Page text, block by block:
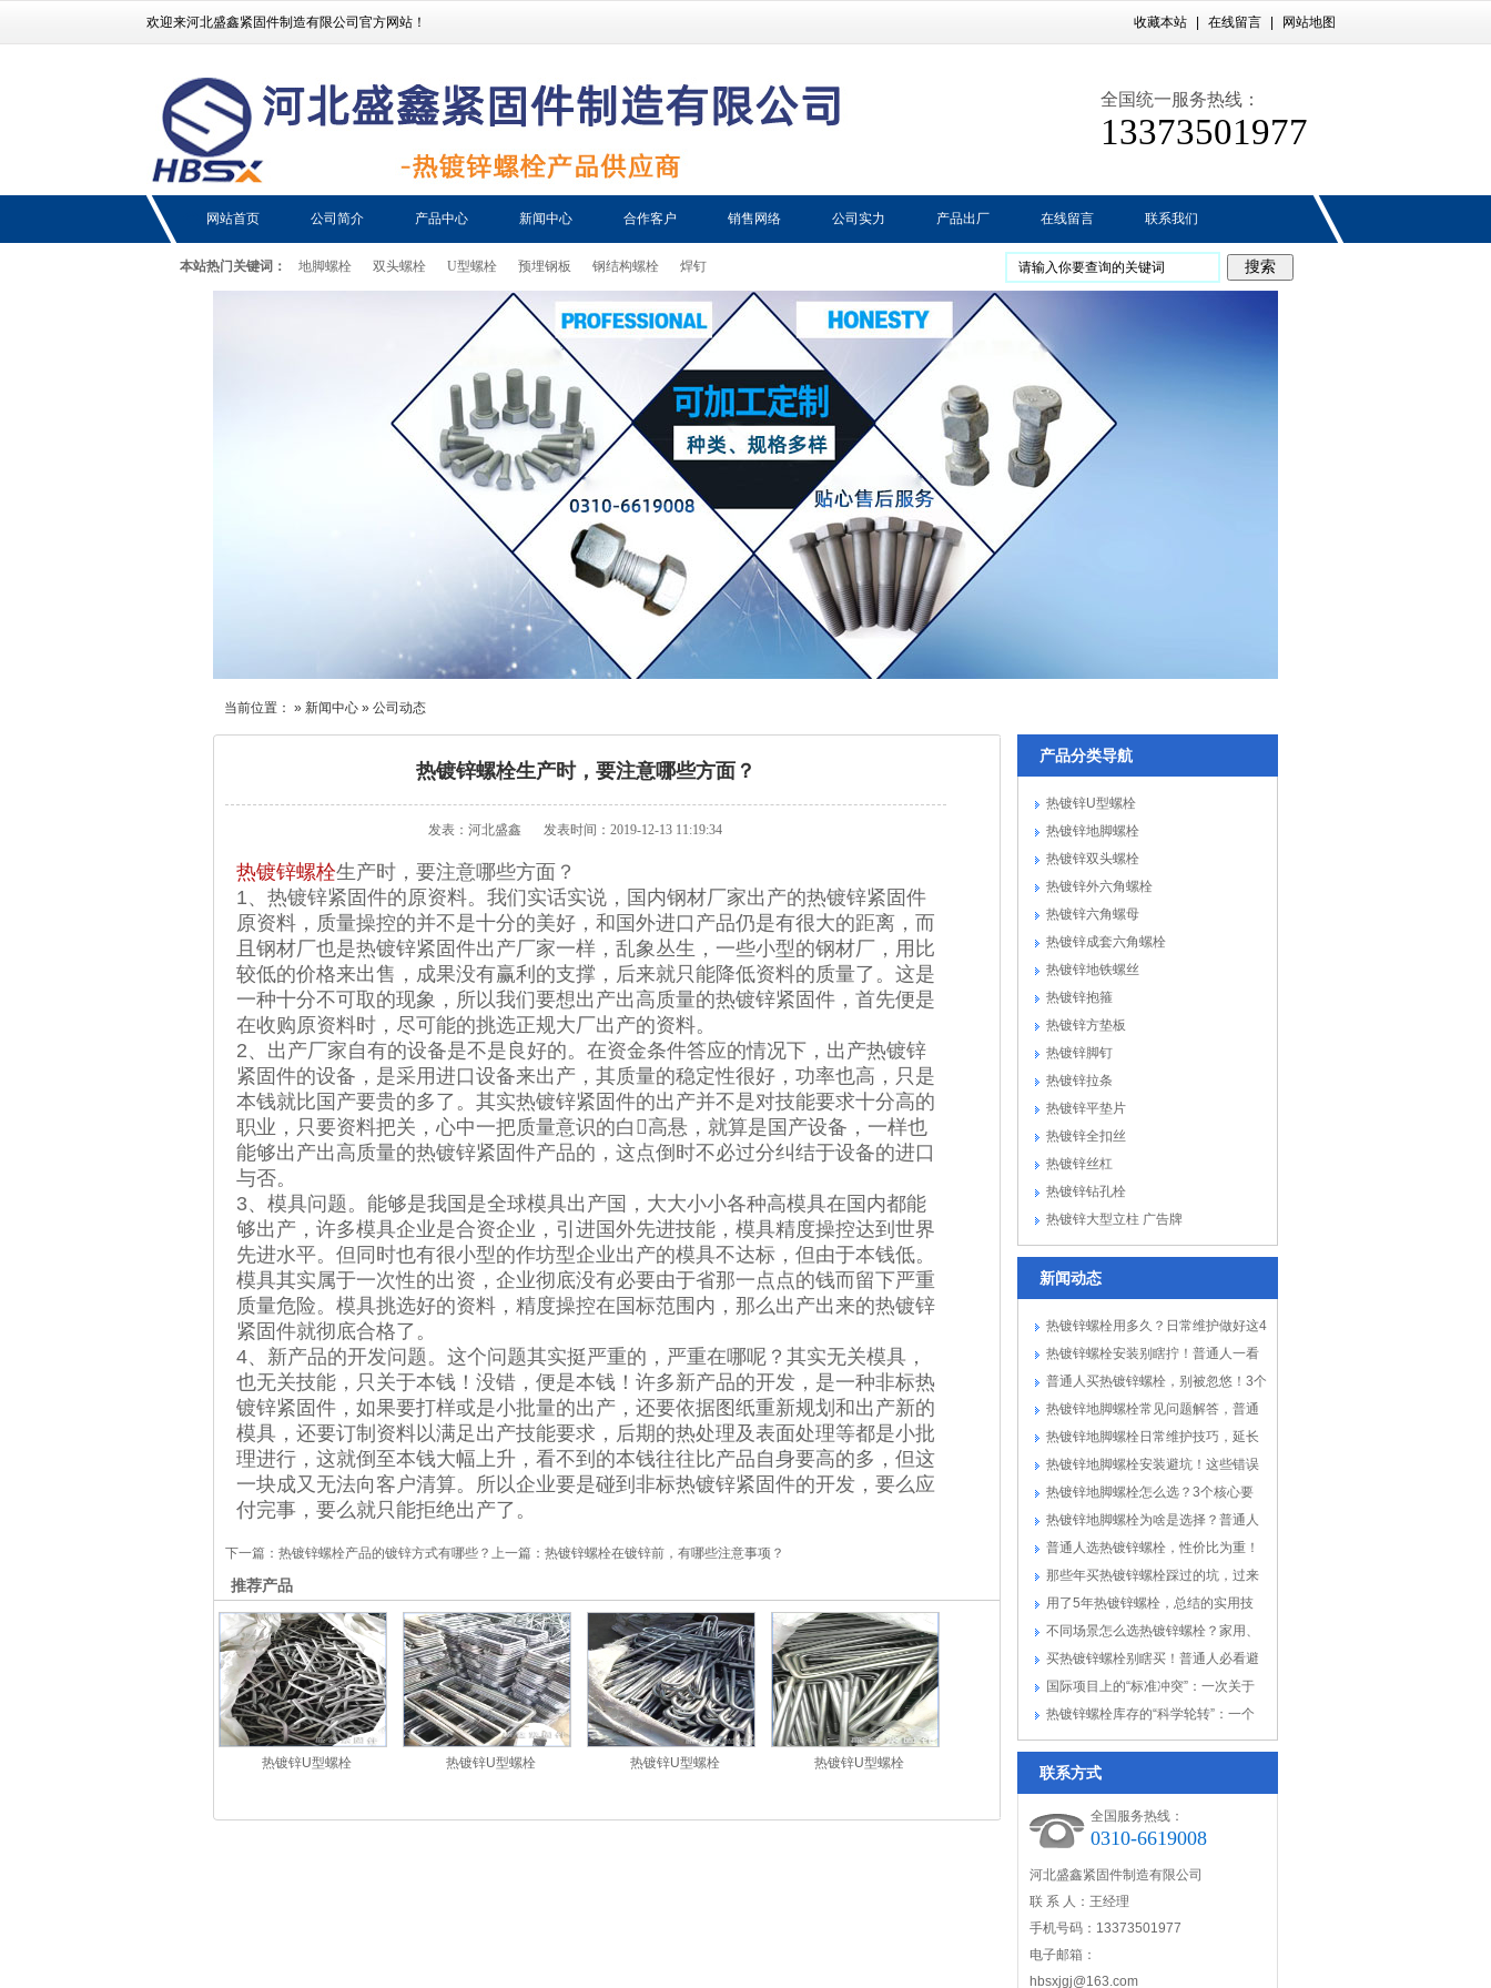
收藏本站 在线留言 网站地图
欢迎来河北盛鑫紧固件制造有限公司官方网站！
全国统一服务热线：
13373501977
网站首页 公司简介 产品中心 新闻中心 合作客户 销售网络 公司实力 产品出厂 在线留言 联系我们
本站热门关键词： 地脚螺栓 双头螺栓 U型螺栓 预埋钢板 钢结构螺栓 焊钉
当前位置： » 新闻中心 » 公司动态
热镀锌螺栓生产时，要注意哪些方面？
发表： 河北盛鑫 发表时间：2019-12-13 11:19:34
热镀锌螺栓生产时，要注意哪些方面？
1、热镀锌紧固件的原资料。我们实话实说，国内钢材厂家出产的热镀锌紧固件
原资料，质量操控的并不是十分的美好，和国外进口产品仍是有很大的距离，而
且钢材厂也是热镀锌紧固件出产厂家一样，乱象丛生，一些小型的钢材厂，用比
较低的价格来出售，成果没有赢利的支撑，后来就只能降低资料的质量了。这是
一种十分不可取的现象，所以我们要想出产出高质量的热镀锌紧固件，首先便是
在收购原资料时，尽可能的挑选正规大厂出产的资料。
2、出产厂家自有的设备是不是良好的。在资金条件答应的情况下，出产热镀锌
紧固件的设备，是采用进口设备来出产，其质量的稳定性很好，功率也高，只是
本钱就比国产要贵的多了。其实热镀锌紧固件的出产并不是对技能要求十分高的
职业，只要资料把关，心中一把质量意识的白高悬，就算是国产设备，一样也
能够出产出高质量的热镀锌紧固件产品的，这点倒时不必过分纠结于设备的进口
与否。
3、模具问题。能够是我国是全球模具出产国，大大小小各种高模具在国内都能
够出产，许多模具企业是合资企业，引进国外先进技能，模具精度操控达到世界
先进水平。但同时也有很小型的作坊型企业出产的模具不达标，但由于本钱低。
模具其实属于一次性的出资，企业彻底没有必要由于省那一点点的钱而留下严重
质量危险。模具挑选好的资料，精度操控在国标范围内，那么出产出来的热镀锌
紧固件就彻底合格了。
4、新产品的开发问题。这个问题其实挺严重的，严重在哪呢？其实无关模具，
也无关技能，只关于本钱！没错，便是本钱！许多新产品的开发，是一种非标热
镀锌紧固件，如果要打样或是小批量的出产，还要依据图纸重新规划和出产新的
模具，还要订制资料以满足出产技能要求，后期的热处理及表面处理等都是小批
理进行，这就倒至本钱大幅上升，看不到的本钱往往比产品自身要高的多，但这
一块成又无法向客户清算。所以企业要是碰到非标热镀锌紧固件的开发，要么应
付完事，要么就只能拒绝出产了。
下一篇： 热镀锌螺栓产品的镀锌方式有哪些？ 上一篇： 热镀锌螺栓在镀锌前，有哪些注意事项？
推荐产品
热镀锌U型螺栓 热镀锌U型螺栓 热镀锌U型螺栓 热镀锌U型螺栓
产品分类导航
热镀锌U型螺栓
热镀锌地脚螺栓
热镀锌双头螺栓
热镀锌外六角螺栓
热镀锌六角螺母
热镀锌成套六角螺栓
热镀锌地铁螺丝
热镀锌抱箍
热镀锌方垫板
热镀锌脚钉
热镀锌拉条
热镀锌平垫片
热镀锌全扣丝
热镀锌丝杠
热镀锌钻孔栓
热镀锌大型立柱 广告牌
新闻动态
热镀锌螺栓用多久？日常维护做好这4
点
热镀锌螺栓安装别瞎拧！普通人一看
就会...
普通人买热镀锌螺栓，别被忽悠！3个
硬...
热镀锌地脚螺栓常见问题解答，普通
人遇...
热镀锌地脚螺栓日常维护技巧，延长
使用...
热镀锌地脚螺栓安装避坑！这些错误
别犯...
热镀锌地脚螺栓怎么选？3个核心要
点，...
热镀锌地脚螺栓为啥是选择？普通人
一看...
普通人选热镀锌螺栓，性价比为重！
高性...
那些年买热镀锌螺栓踩过的坑，过来
人劝...
用了5年热镀锌螺栓，总结的实用技
巧，...
不同场景怎么选热镀锌螺栓？家用、
商用...
买热镀锌螺栓别瞎买！普通人必看避
坑指...
国际项目上的“标准冲突”：一次关于
热...
热镀锌螺栓库存的“科学轮转”：一个
仓...
联系方式
全国服务热线：
0310-6619008
河北盛鑫紧固件制造有限公司
联 系 人：王经理
手机号码：13373501977
电子邮箱：
hbsxjgj@163.com